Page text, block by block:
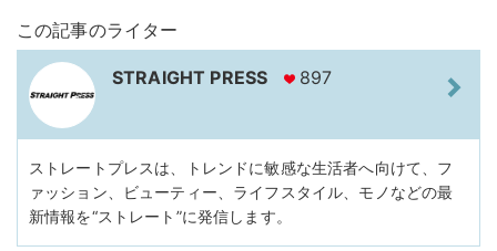
この記事のライター
STRAIGHT PRESS 897
ストレートプレスは、トレンドに敏感な生活者へ向けて、フ
ァッション、ビューティー、ライフスタイル、モノなどの最
新情報を“ストレート”に発信します。